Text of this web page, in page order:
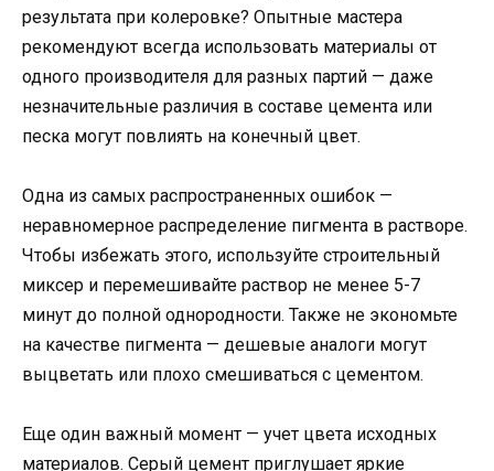
результата при колеровке? Опытные мастера
рекомендуют всегда использовать материалы от
одного производителя для разных партий — даже
незначительные различия в составе цемента или
песка могут повлиять на конечный цвет.
Одна из самых распространенных ошибок —
неравномерное распределение пигмента в растворе.
Чтобы избежать этого, используйте строительный
миксер и перемешивайте раствор не менее 5-7
минут до полной однородности. Также не экономьте
на качестве пигмента — дешевые аналоги могут
выцветать или плохо смешиваться с цементом.
Еще один важный момент — учет цвета исходных
материалов. Серый цемент приглушает яркие